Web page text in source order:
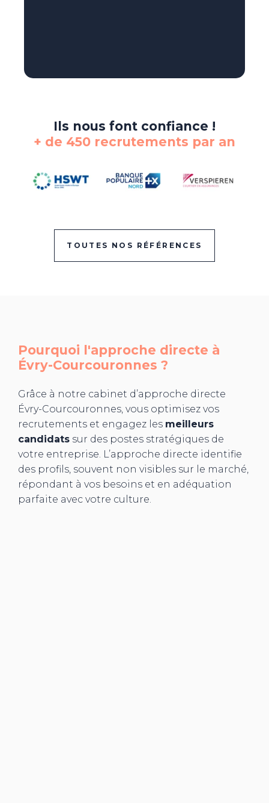
Ils nous font confiance !
+ de 450 recrutements par an
TOUTES NOS RÉFÉRENCES
Pourquoi l'approche directe à
Évry-Courcouronnes ?
Grâce à notre cabinet d’approche directe
Évry-Courcouronnes, vous optimisez vos
recrutements et engagez les meilleurs
candidats sur des postes stratégiques de
votre entreprise. L’approche directe identifie
des profils, souvent non visibles sur le marché,
répondant à vos besoins et en adéquation
parfaite avec votre culture.